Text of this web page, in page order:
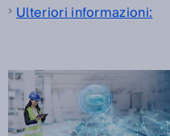
Ulteriori informazioni: